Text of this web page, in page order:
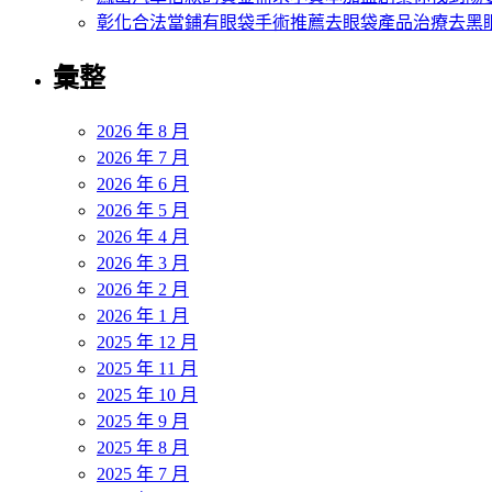
彰化合法當鋪有眼袋手術推薦去眼袋產品治療去黑
彙整
2026 年 8 月
2026 年 7 月
2026 年 6 月
2026 年 5 月
2026 年 4 月
2026 年 3 月
2026 年 2 月
2026 年 1 月
2025 年 12 月
2025 年 11 月
2025 年 10 月
2025 年 9 月
2025 年 8 月
2025 年 7 月